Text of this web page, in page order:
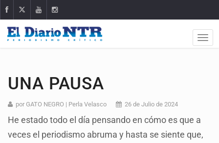
UNA PAUSA
por GATO NEGRO | Perla Velasco 26 de Julio de 2024
He estado todo el día pensando en cómo es que a
veces el periodismo abruma y hasta se siente que,